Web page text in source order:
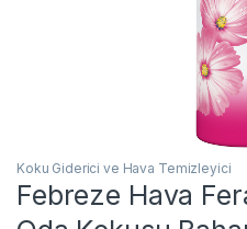
Koku Giderici ve Hava Temizleyici
Febreze Hava